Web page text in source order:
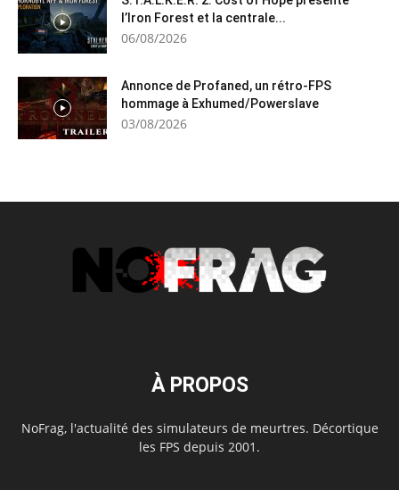
l’Iron Forest et la centrale...
06/08/2026
Annonce de Profaned, un rétro-FPS
hommage à Exhumed/Powerslave
03/08/2026
À PROPOS
NoFrag, l'actualité des simulateurs de meurtres. Décortique
les FPS depuis 2001.